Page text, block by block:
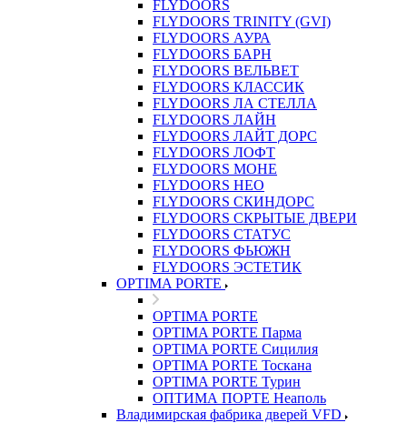
FLYDOORS
FLYDOORS TRINITY (GVI)
FLYDOORS АУРА
FLYDOORS БАРН
FLYDOORS ВЕЛЬВЕТ
FLYDOORS КЛАССИК
FLYDOORS ЛА СТЕЛЛА
FLYDOORS ЛАЙН
FLYDOORS ЛАЙТ ДОРС
FLYDOORS ЛОФТ
FLYDOORS МОНЕ
FLYDOORS НЕО
FLYDOORS СКИНДОРС
FLYDOORS СКРЫТЫЕ ДВЕРИ
FLYDOORS СТАТУС
FLYDOORS ФЬЮЖН
FLYDOORS ЭСТЕТИК
OPTIMA PORTE
OPTIMA PORTE
OPTIMA PORTE Парма
OPTIMA PORTE Сицилия
OPTIMA PORTE Тоскана
OPTIMA PORTE Турин
ОПТИМА ПОРТЕ Неаполь
Владимирская фабрика дверей VFD